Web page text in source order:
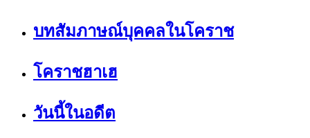
บทสัมภาษณ์บุคคลในโคราช
โคราชฮาเฮ
วันนี้ในอดีต